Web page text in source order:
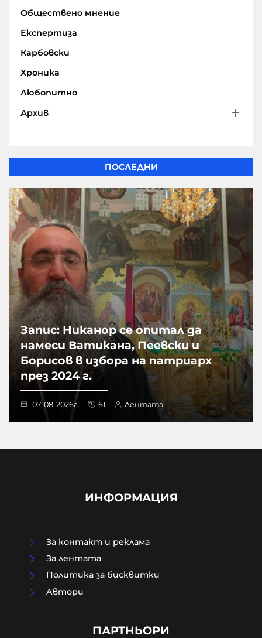
Обществено мнение
Експертиза
Карбовски
Хроника
Любопитно
Архив
ПОСЛЕДНИ
Запис: Никанор се опитал да
намеси Ватикана, Пеевски и
Борисов в избора на патриарх
през 2024 г.
07-08-2026г. 61 Лентата
Шведски депутат от лява
партия възхвали затворен
мъчениците от ал-Акса
ИНФОРМАЦИЯ
За контакт и реклама
За лентата
Политика за бисквитки
Aвтори
ПАРТНЬОРИ